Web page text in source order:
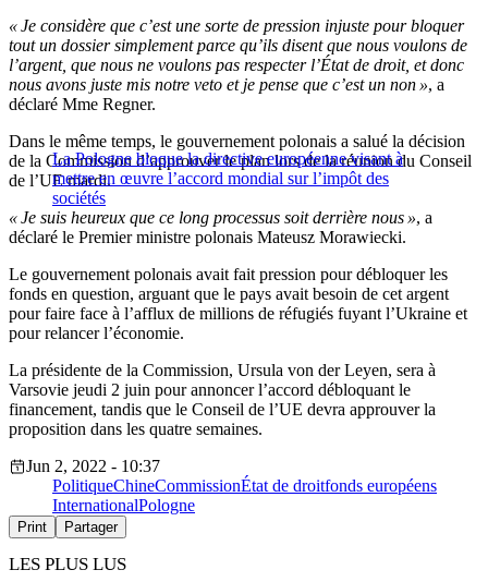
« Je considère que c’est une sorte de pression injuste pour bloquer
tout un dossier simplement parce qu’ils disent que nous voulons de
l’argent, que nous ne voulons pas respecter l’État de droit, et donc
nous avons juste mis notre veto et je pense que c’est un non », a
déclaré Mme Regner.
La Pologne bloque la directive européenne visant à
mettre en œuvre l’accord mondial sur l’impôt des
sociétés
Dans le même temps, le gouvernement polonais a salué la décision
de la Commission d’approuver le plan lors de la réunion du Conseil
de l’UE mardi.
« Je suis heureux que ce long processus soit derrière nous », a
déclaré le Premier ministre polonais Mateusz Morawiecki.
Le gouvernement polonais avait fait pression pour débloquer les
fonds en question, arguant que le pays avait besoin de cet argent
pour faire face à l’afflux de millions de réfugiés fuyant l’Ukraine et
pour relancer l’économie.
La présidente de la Commission, Ursula von der Leyen, sera à
Varsovie jeudi 2 juin pour annoncer l’accord débloquant le
financement, tandis que le Conseil de l’UE devra approuver la
proposition dans les quatre semaines.
Jun 2, 2022 - 10:37
PolitiqueChineCommissionÉtat de droitfonds européens
InternationalPologne
Print Partager
LES PLUS LUS